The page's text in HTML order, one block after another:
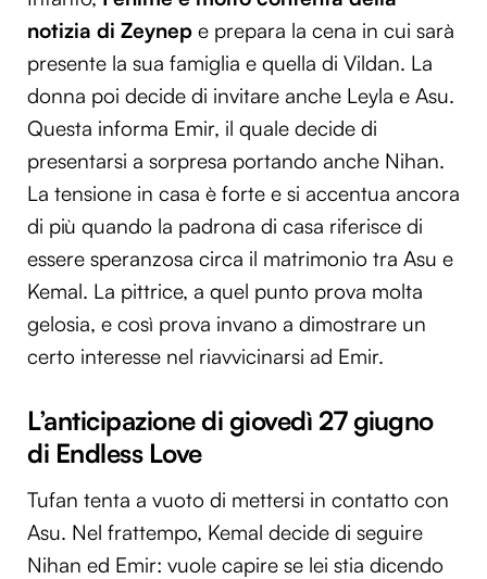
notizia di Zeynep e prepara la cena in cui sarà
presente la sua famiglia e quella di Vildan. La
donna poi decide di invitare anche Leyla e Asu.
Questa informa Emir, il quale decide di
presentarsi a sorpresa portando anche Nihan.
La tensione in casa è forte e si accentua ancora
di più quando la padrona di casa riferisce di
essere speranzosa circa il matrimonio tra Asu e
Kemal. La pittrice, a quel punto prova molta
gelosia, e così prova invano a dimostrare un
certo interesse nel riavvicinarsi ad Emir.
L’anticipazione di giovedì 27 giugno
di Endless Love
Tufan tenta a vuoto di mettersi in contatto con
Asu. Nel frattempo, Kemal decide di seguire
Nihan ed Emir: vuole capire se lei stia dicendo